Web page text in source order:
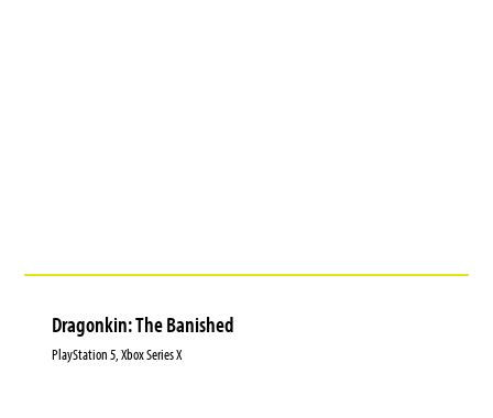
Dragonkin: The Banished
PlayStation 5, Xbox Series X